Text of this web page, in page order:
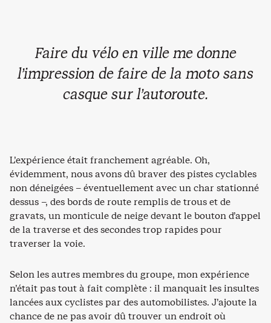
Faire du vélo en ville me donne
l’impression de faire de la moto sans
casque sur l’autoroute.
L’expérience était franchement agréable. Oh,
évidemment, nous avons dû braver des pistes cyclables
non déneigées – éventuellement avec un char stationné
dessus –, des bords de route remplis de trous et de
gravats, un monticule de neige devant le bouton d’appel
de la traverse et des secondes trop rapides pour
traverser la voie.
Selon les autres membres du groupe, mon expérience
n’était pas tout à fait complète : il manquait les insultes
lancées aux cyclistes par des automobilistes. J’ajoute la
chance de ne pas avoir dû trouver un endroit où